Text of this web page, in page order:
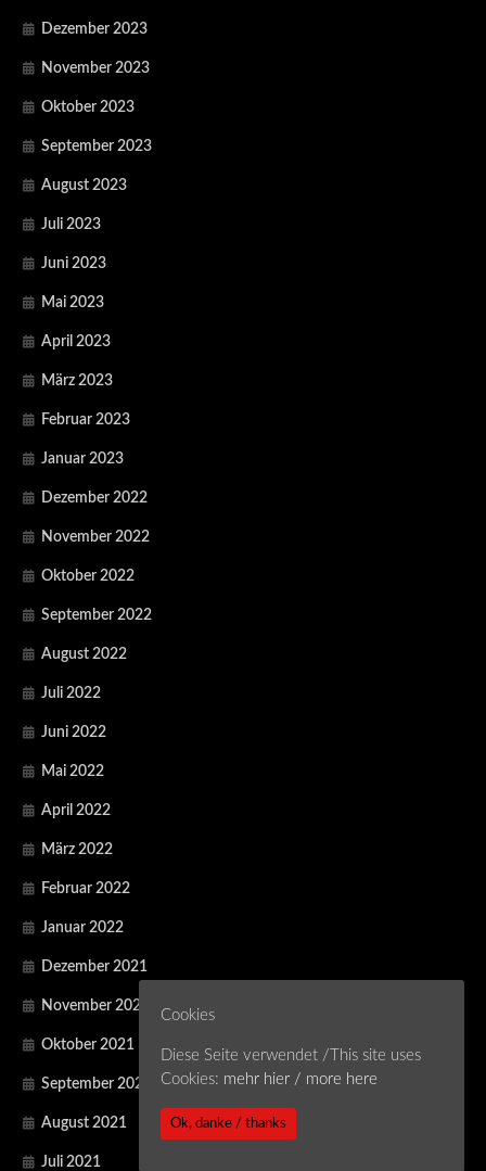
Dezember 2023
November 2023
Oktober 2023
September 2023
August 2023
Juli 2023
Juni 2023
Mai 2023
April 2023
März 2023
Februar 2023
Januar 2023
Dezember 2022
November 2022
Oktober 2022
September 2022
August 2022
Juli 2022
Juni 2022
Mai 2022
April 2022
März 2022
Februar 2022
Januar 2022
Dezember 2021
November 2021
Oktober 2021
September 2021
August 2021
Juli 2021
Cookies
Diese Seite verwendet /This site uses
Cookies: mehr hier / more here
Ok, danke / thanks